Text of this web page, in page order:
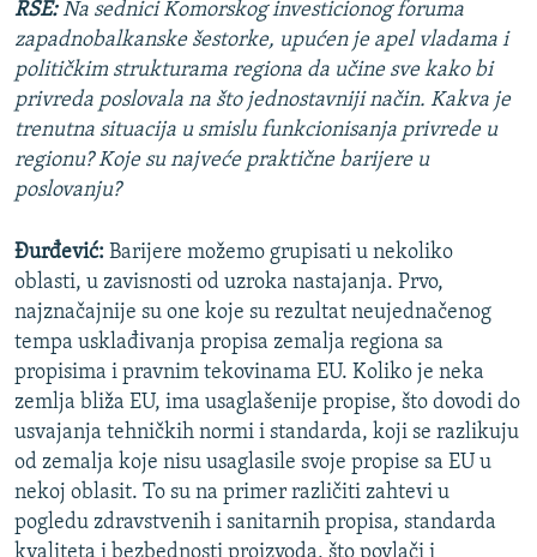
RSE:Na sednici Komorskog investicionog foruma
zapadnobalkanske šestorke, upućen je apel vladama i
političkim strukturama regiona da učine sve kako bi
privreda poslovala na što jednostavniji način. Kakva je
trenutna situacija u smislu funkcionisanja privrede u
regionu? Koje su najveće praktične barijere u
poslovanju?
Đurđević: Barijere možemo grupisati u nekoliko
oblasti, u zavisnosti od uzroka nastajanja. Prvo,
najznačajnije su one koje su rezultat neujednačenog
tempa usklađivanja propisa zemalja regiona sa
propisima i pravnim tekovinama EU. Koliko je neka
zemlja bliža EU, ima usaglašenije propise, što dovodi do
usvajanja tehničkih normi i standarda, koji se razlikuju
od zemalja koje nisu usaglasile svoje propise sa EU u
nekoj oblasit. To su na primer različiti zahtevi u
pogledu zdravstvenih i sanitarnih propisa, standarda